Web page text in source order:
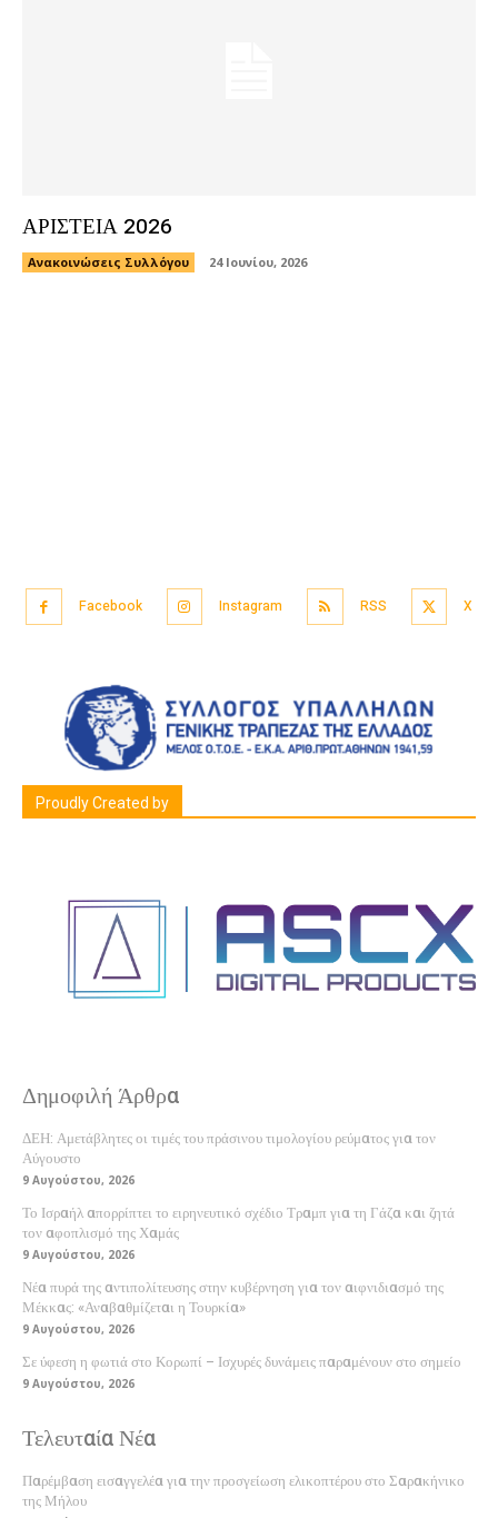
ΑΡΙΣΤΕΙΑ 2026
Ανακοινώσεις Συλλόγου 24 Ιουνίου, 2026
Facebook Instagram RSS X
Proudly Created by
Δημοφιλή Άρθρα
ΔΕΗ: Αμετάβλητες οι τιμές του πράσινου τιμολογίου ρεύματος για τον
Αύγουστο
9 Αυγούστου, 2026
Το Ισραήλ απορρίπτει το ειρηνευτικό σχέδιο Τραμπ για τη Γάζα και ζητά
τον αφοπλισμό της Χαμάς
9 Αυγούστου, 2026
Νέα πυρά της αντιπολίτευσης στην κυβέρνηση για τον αιφνιδιασμό της
Μέκκας: «Αναβαθμίζεται η Τουρκία»
9 Αυγούστου, 2026
Σε ύφεση η φωτιά στο Κορωπί – Ισχυρές δυνάμεις παραμένουν στο σημείο
9 Αυγούστου, 2026
Τελευταία Νέα
Παρέμβαση εισαγγελέα για την προσγείωση ελικοπτέρου στο Σαρακήνικο
της Μήλου